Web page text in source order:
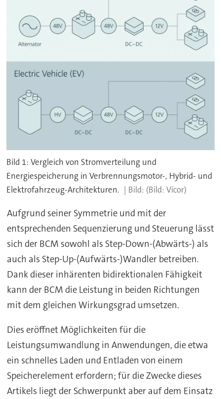
Bild 1: Vergleich von Stromverteilung und
Energiespeicherung in Verbrennungsmotor-, Hybrid- und
Elektrofahrzeug-Architekturen.
(Bild: Vicor)
Aufgrund seiner Symmetrie und mit der
entsprechenden Sequenzierung und Steuerung lässt
sich der BCM sowohl als Step-Down-(Abwärts-) als
auch als Step-Up-(Aufwärts-)Wandler betreiben.
Dank dieser inhärenten bidirektionalen Fähigkeit
kann der BCM die Leistung in beiden Richtungen
mit dem gleichen Wirkungsgrad umsetzen.
Dies eröffnet Möglichkeiten für die
Leistungsumwandlung in Anwendungen, die etwa
ein schnelles Laden und Entladen von einem
Speicherelement erfordern; für die Zwecke dieses
Artikels liegt der Schwerpunkt aber auf dem Einsatz